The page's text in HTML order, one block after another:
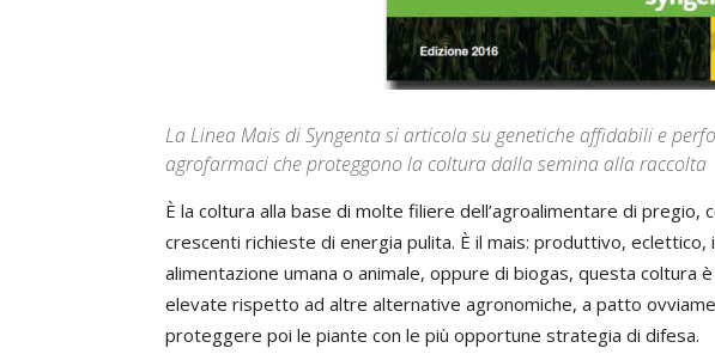
La Linea Mais di Syngenta si articola su genetiche affidabili e
agrofarmaci che proteggono la coltura dalla semina alla raccolta
È la coltura alla base di molte filiere dell’agroalimentare di pregio,
crescenti richieste di energia pulita. È il mais: produttivo,
alimentazione umana o animale, oppure di biogas, questa coltura
elevate rispetto ad altre alternative agronomiche, a patto
proteggere poi le piante con le più opportune strategia di difesa.